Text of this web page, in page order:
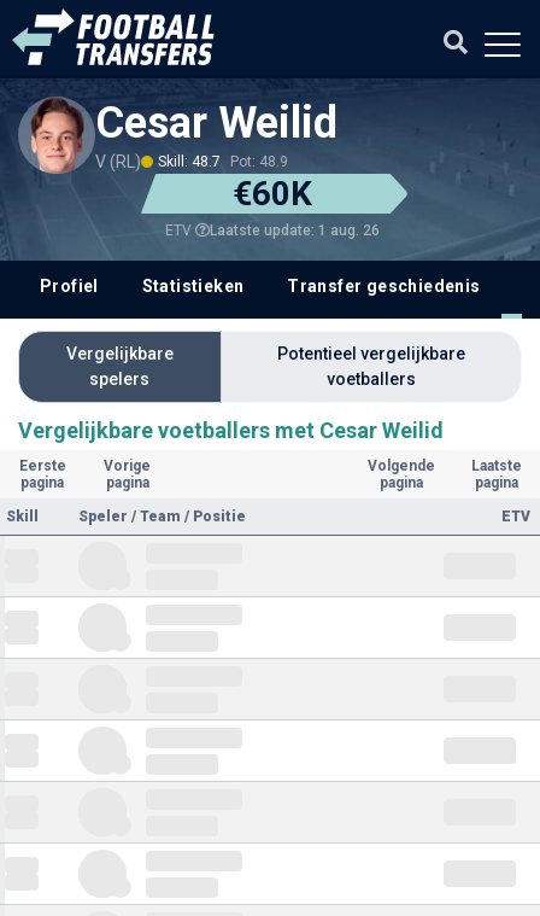
Cesar Weilid
V (RL) Skill: 48.7 Pot: 48.9
€60K
ETV Laatste update: 1 aug. 26
Profiel Statistieken Transfer geschiedenis
Vergelijkbare
spelers
Potentieel vergelijkbare
voetballers
Vergelijkbare voetballers met Cesar Weilid
Eerste
pagina
Vorige
pagina
Volgende
pagina
Laatste
pagina
Skill
Speler / Team / Positie ETV